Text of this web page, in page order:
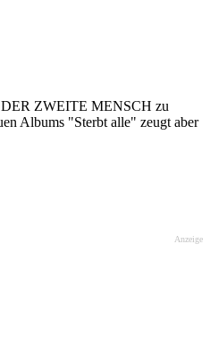
DER ZWEITE MENSCH zu
Albums "Sterbt alle" zeugt aber
Anzeige